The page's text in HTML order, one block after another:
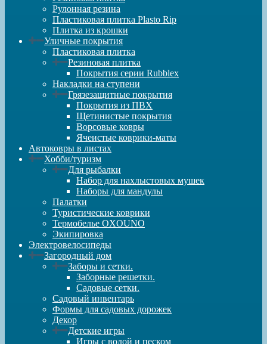
Рулонная резина
Пластиковая плитка Plasto Rip
Плитка из крошки
Уличные покрытия
Пластиковая плитка
Резиновая плитка
Покрытия серии Rubblex
Накладки на ступени
Грязезащитные покрытия
Покрытия из ПВХ
Щетинистые покрытия
Ворсовые ковры
Ячеистые коврики-маты
Автоковры в листах
Хобби/туризм
Для рыбалки
Набор для нахлыстовых мушек
Наборы для мандулы
Палатки
Туристические коврики
Термобелье OXOUNO
Экипировка
Электровелосипеды
Загородный дом
Заборы и сетки.
Заборные решетки.
Садовые сетки.
Садовый инвентарь
Формы для садовых дорожек
Декор
Детские игры
Игры с водой и песком